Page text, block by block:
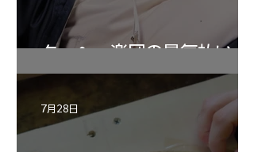
ターヘー楽団の暑気払い
7月28日